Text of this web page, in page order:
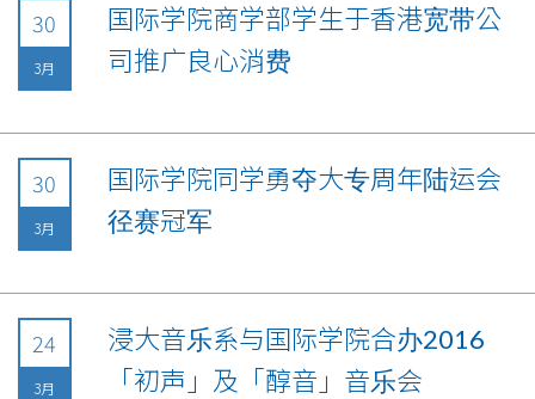
30
3月
国际学院商学部学生于香港宽带公
司推广良心消费
30
3月
国际学院同学勇夺大专周年陆运会
径赛冠军
24
3月
浸大音乐系与国际学院合办2016
「初声」及「醇音」音乐会